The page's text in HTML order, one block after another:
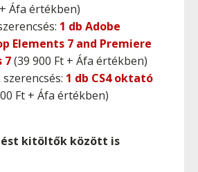
Áfa értékben)
1 db Adobe
Elements 7 and Premiere
7(39 900 Ft + Áfa értékben)
1 db CS4 oktató
Ft + Áfa értékben)
kitöltők között is